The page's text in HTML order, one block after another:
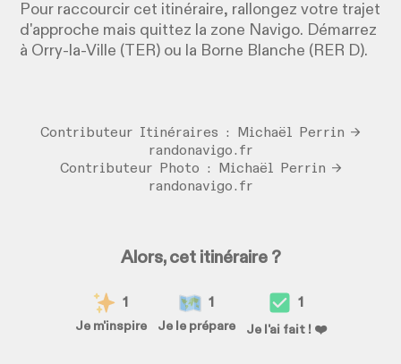
Pour raccourcir cet itinéraire, rallongez votre trajet
d'approche mais quittez la zone Navigo. Démarrez
à Orry-la-Ville (TER) ou la Borne Blanche (RER D).
Contributeur Itinéraires : Michaël Perrin →
randonavigo.fr
Contributeur Photo : Michaël Perrin →
randonavigo.fr